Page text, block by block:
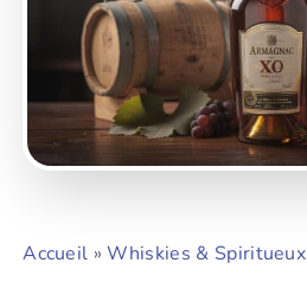
Accueil »Whiskies & Spiritueux